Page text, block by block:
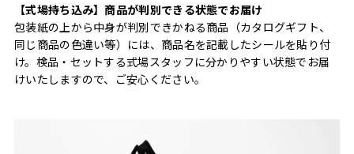
【式場持ち込み】商品が判別できる状態でお届け
包装紙の上から中身が判別できかねる商品（カタログギフト、
同じ商品の色違い等）には、商品名を記載したシールを貼り付
け。検品・セットする式場スタッフに分かりやすい状態でお届
けいたしますので、ご安心ください。